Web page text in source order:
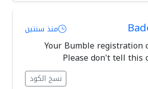
منذ سنتين
Your Bumble registration
Please don't tell this
نسخ الكود